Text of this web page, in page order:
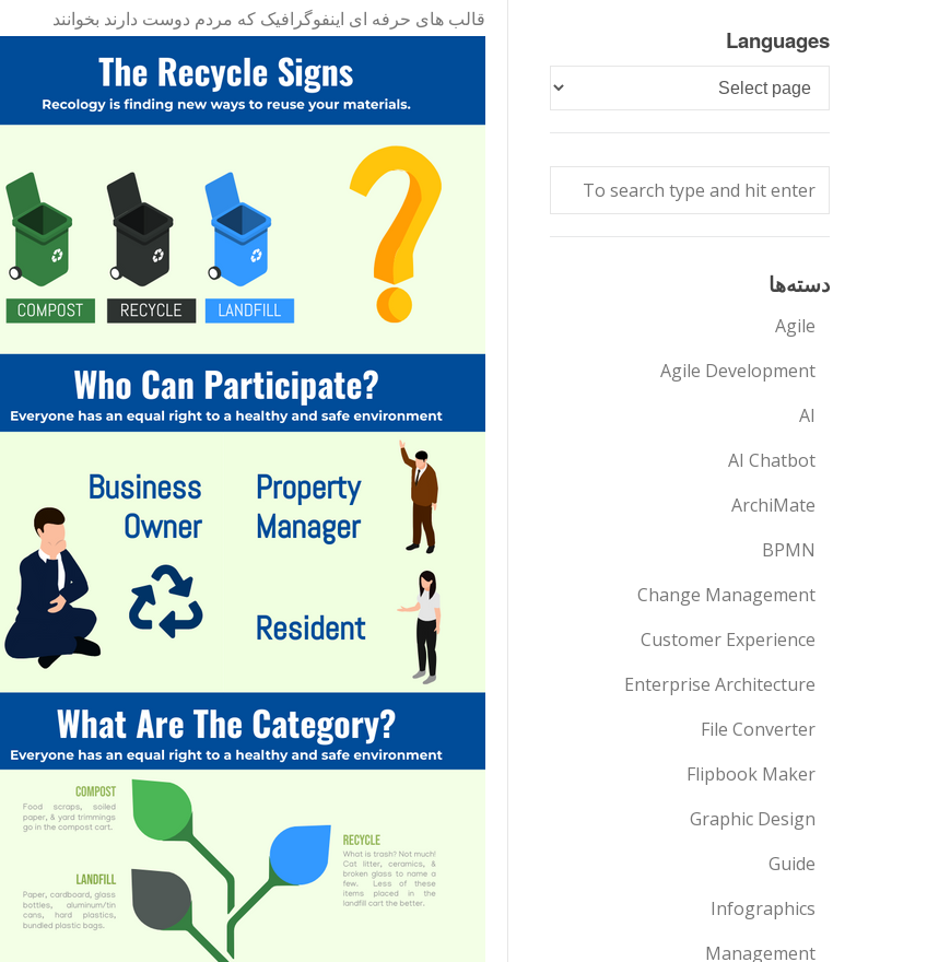
قالب های حرفه ای اینفوگرافیک که مردم دوست دارند بخوانند
Languages
Languages
دسته‌ها
Agile
Agile Development
AI
AI Chatbot
ArchiMate
BPMN
Change Management
Customer Experience
Enterprise Architecture
File Converter
Flipbook Maker
Graphic Design
Guide
Infographics
Management